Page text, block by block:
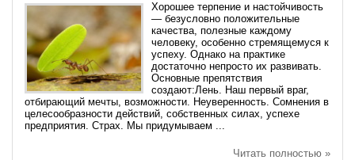
Хорошее терпение и настойчивость
— безусловно положительные
качества, полезные каждому
человеку, особенно стремящемуся к
успеху. Однако на практике
достаточно непросто их развивать.
Основные препятствия
создают:Лень. Наш первый враг,
отбирающий мечты, возможности. Неуверенность. Сомнения в
целесообразности действий, собственных силах, успехе
предприятия. Страх. Мы придумываем ...
Читать полностью »